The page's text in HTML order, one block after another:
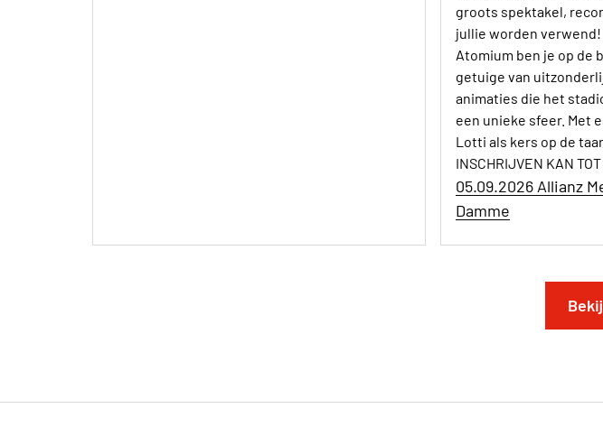
groots spektakel,
jullie worden
Atomium ben je op de
getuige van
animaties die het
een unieke sfeer. Met
Lotti als kers op de
INSCHRIJVEN KAN
05.09.2026 Allianz
Damme